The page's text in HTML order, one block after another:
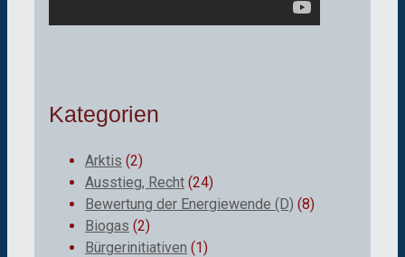
Kategorien
Arktis (2)
Ausstieg, Recht (24)
Bewertung der Energiewende (D) (8)
Biogas (2)
Bürgerinitiativen (1)